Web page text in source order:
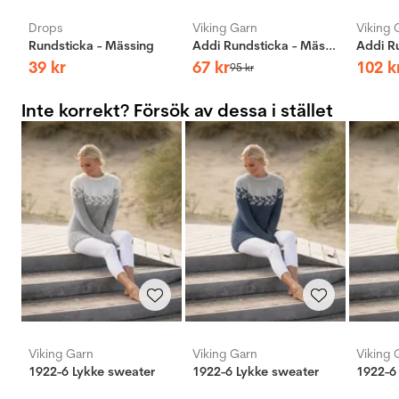
Drops
Rundsticka - Mässing
39 kr
Viking Garn
Addi Rundsticka - Mässing
67 kr95kr
Viking
102
Inte korrekt? Försök av dessa i stället
Viking Garn
1922-6 Lykke sweater
Viking Garn
1922-6 Lykke sweater
Viking
1922-